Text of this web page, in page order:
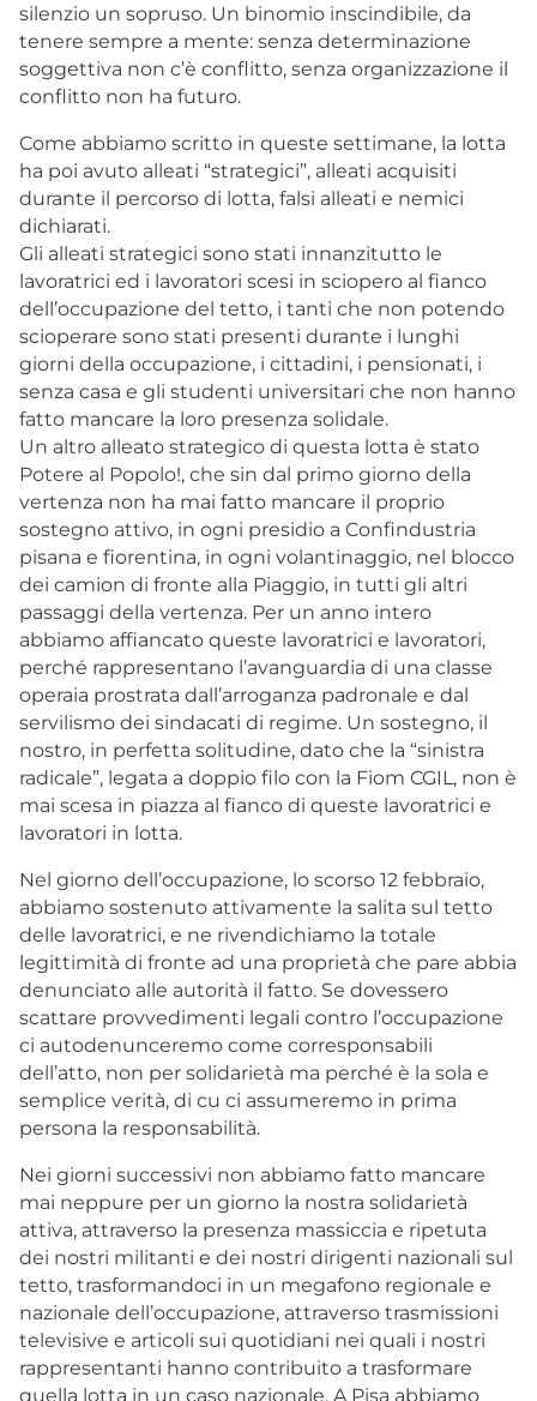
silenzio un sopruso. Un binomio inscindibile, da
tenere sempre a mente: senza determinazione
soggettiva non c’è conflitto, senza organizzazione il
conflitto non ha futuro.
Come abbiamo scritto in queste settimane, la lotta
ha poi avuto alleati “strategici”, alleati acquisiti
durante il percorso di lotta, falsi alleati e nemici
dichiarati.
Gli alleati strategici sono stati innanzitutto le
lavoratrici ed i lavoratori scesi in sciopero al fianco
dell’occupazione del tetto, i tanti che non potendo
scioperare sono stati presenti durante i lunghi
giorni della occupazione, i cittadini, i pensionati, i
senza casa e gli studenti universitari che non hanno
fatto mancare la loro presenza solidale.
Un altro alleato strategico di questa lotta è stato
Potere al Popolo!, che sin dal primo giorno della
vertenza non ha mai fatto mancare il proprio
sostegno attivo, in ogni presidio a Confindustria
pisana e fiorentina, in ogni volantinaggio, nel blocco
dei camion di fronte alla Piaggio, in tutti gli altri
passaggi della vertenza. Per un anno intero
abbiamo affiancato queste lavoratrici e lavoratori,
perché rappresentano l’avanguardia di una classe
operaia prostrata dall’arroganza padronale e dal
servilismo dei sindacati di regime. Un sostegno, il
nostro, in perfetta solitudine, dato che la “sinistra
radicale”, legata a doppio filo con la Fiom CGIL, non è
mai scesa in piazza al fianco di queste lavoratrici e
lavoratori in lotta.
Nel giorno dell’occupazione, lo scorso 12 febbraio,
abbiamo sostenuto attivamente la salita sul tetto
delle lavoratrici, e ne rivendichiamo la totale
legittimità di fronte ad una proprietà che pare abbia
denunciato alle autorità il fatto. Se dovessero
scattare provvedimenti legali contro l’occupazione
ci autodenunceremo come corresponsabili
dell’atto, non per solidarietà ma perché è la sola e
semplice verità, di cu ci assumeremo in prima
persona la responsabilità.
Nei giorni successivi non abbiamo fatto mancare
mai neppure per un giorno la nostra solidarietà
attiva, attraverso la presenza massiccia e ripetuta
dei nostri militanti e dei nostri dirigenti nazionali sul
tetto, trasformandoci in un megafono regionale e
nazionale dell’occupazione, attraverso trasmissioni
televisive e articoli sui quotidiani nei quali i nostri
rappresentanti hanno contribuito a trasformare
quella lotta in un caso nazionale. A Pisa abbiamo